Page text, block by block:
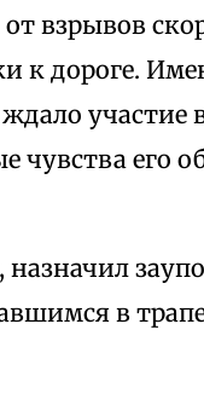
взрывов
к дороге.
его
назначил
в